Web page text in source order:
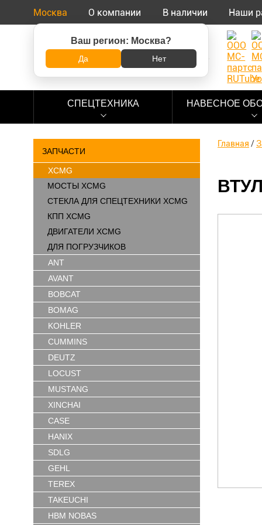
Москва
Ваш регион: Москва?
Да Нет
О компании В наличии Наши
8 (800) 500-73-92
СПЕЦТЕХНИКА НАВЕСНОЕ
ЗАПЧАСТИ
XCMG
МОСТЫ XCMG
СТЕКЛА ДЛЯ СПЕЦТЕХНИКИ XCMG
КПП XCMG
ДВИГАТЕЛИ XCMG
ДЛЯ ПОГРУЗЧИКОВ
ANT
AVANT
BOBCAT
BOMAG
KOHLER
CUMMINS
DEUTZ
LOCUST
MUSTANG
XINCHAI
CASE
HANIX
SDLG
GEHL
TEREX
TAKEUCHI
HBM NOBAS
Главная /